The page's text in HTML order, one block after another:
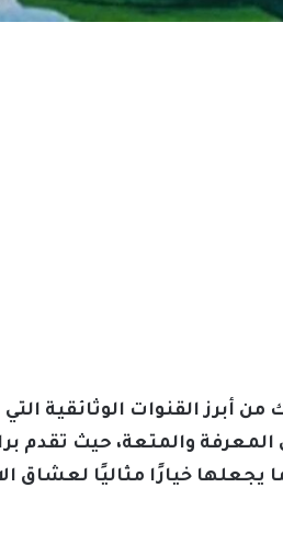
من أبرز القنوات الوثائقية
والمتعة، حيث تقدم
ما يجعلها خيارًا مثاليًا